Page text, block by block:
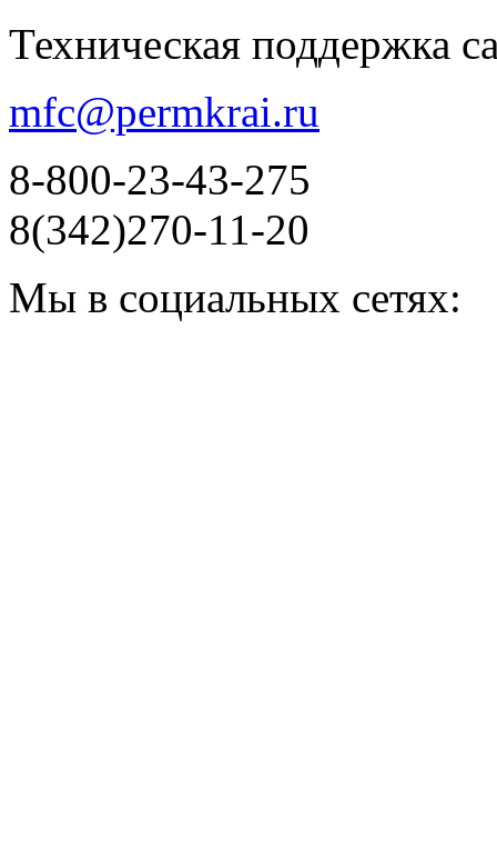
Техническая поддержка
mfc@permkrai.ru
8-800-23-43-275
8(342)270-11-20
Мы в социальных сетях: